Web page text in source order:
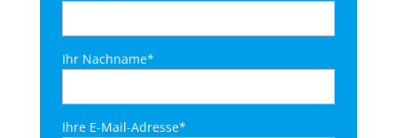
Ihr Nachname*
Ihre E-Mail-Adresse*